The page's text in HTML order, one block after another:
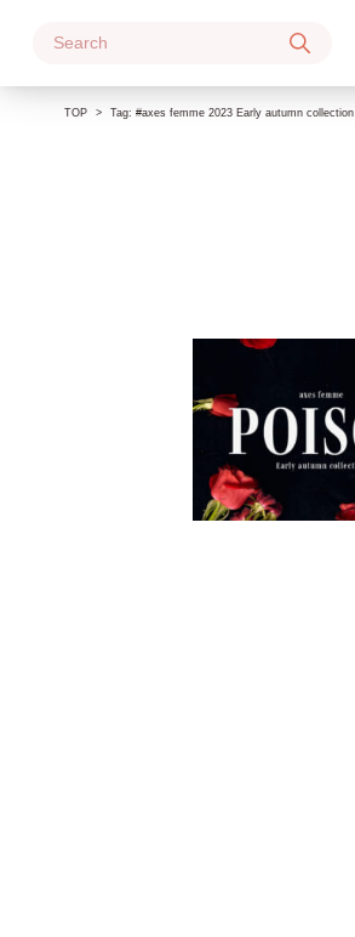
TOP Tag:#axes femme 2023 Early autumn collection